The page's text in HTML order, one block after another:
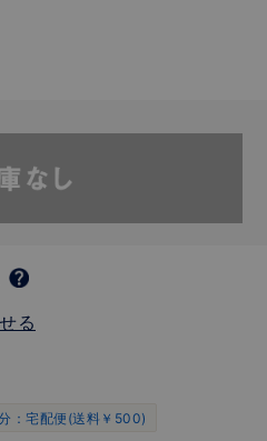
る
：宅配便(送料￥500)